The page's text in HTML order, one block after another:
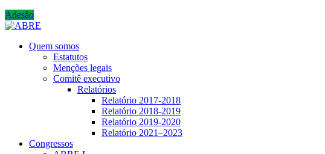
Adesão
Quem somos
Estatutos
Menções legais
Comitê executivo
Relatórios
Relatório 2017-2018
Relatório 2018-2019
Relatório 2019-2020
Relatório 2021‒2023
Congressos